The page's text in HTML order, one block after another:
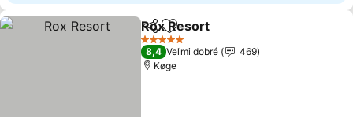
ZdieľaťPridať do obľúbených
Rox Resort
5 Počet hviezdičiek
8,4 Veľmi dobré
469
Køge